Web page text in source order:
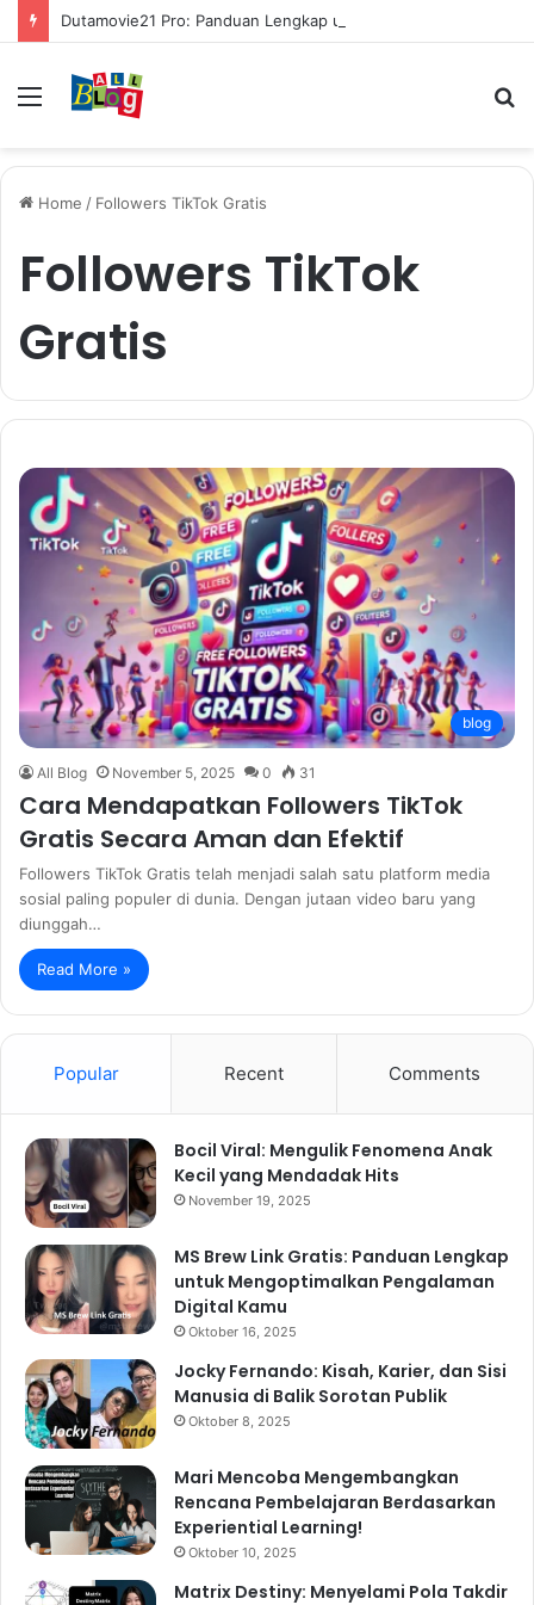
Menu
Home / Followers TikTok Gratis
Followers TikTok
Gratis
blog
All Blog November 5, 2025 0 31
Cara Mendapatkan Followers TikTok
Gratis Secara Aman dan Efektif
Followers TikTok Gratis telah menjadi salah satu platform media
sosial paling populer di dunia. Dengan jutaan video baru yang
diunggah…
Read More »
Popular Recent Comments
Bocil Viral: Mengulik Fenomena Anak
Kecil yang Mendadak Hits
November 19, 2025
MS Brew Link Gratis: Panduan Lengkap
untuk Mengoptimalkan Pengalaman
Digital Kamu
Oktober 16, 2025
Jocky Fernando: Kisah, Karier, dan Sisi
Manusia di Balik Sorotan Publik
Oktober 8, 2025
Mari Mencoba Mengembangkan
Rencana Pembelajaran Berdasarkan
Experiential Learning!
Oktober 10, 2025
Matrix Destiny: Menyelami Pola Takdir